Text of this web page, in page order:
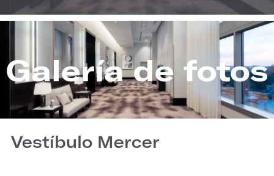
Galería de fotos
Vestíbulo Mercer